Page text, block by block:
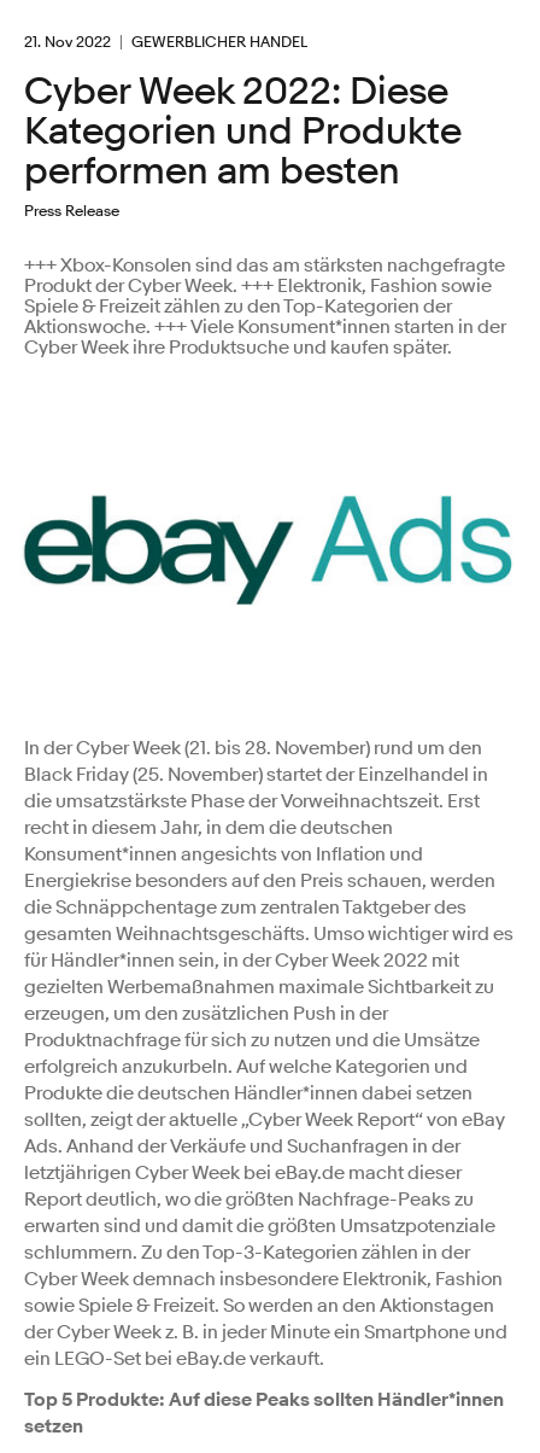
21. Nov 2022 GEWERBLICHER HANDEL
Cyber Week 2022: Diese
Kategorien und Produkte
performen am besten
Press Release
+++ Xbox-Konsolen sind das am stärksten nachgefragte
Produkt der Cyber Week. +++ Elektronik, Fashion sowie
Spiele & Freizeit zählen zu den Top-Kategorien der
Aktionswoche. +++ Viele Konsument*innen starten in der
Cyber Week ihre Produktsuche und kaufen später.
In der Cyber Week (21. bis 28. November) rund um den
Black Friday (25. November) startet der Einzelhandel in
die umsatzstärkste Phase der Vorweihnachtszeit. Erst
recht in diesem Jahr, in dem die deutschen
Konsument*innen angesichts von Inflation und
Energiekrise besonders auf den Preis schauen, werden
die Schnäppchentage zum zentralen Taktgeber des
gesamten Weihnachtsgeschäfts. Umso wichtiger wird es
für Händler*innen sein, in der Cyber Week 2022 mit
gezielten Werbemaßnahmen maximale Sichtbarkeit zu
erzeugen, um den zusätzlichen Push in der
Produktnachfrage für sich zu nutzen und die Umsätze
erfolgreich anzukurbeln. Auf welche Kategorien und
Produkte die deutschen Händler*innen dabei setzen
sollten, zeigt der aktuelle „Cyber Week Report“ von eBay
Ads. Anhand der Verkäufe und Suchanfragen in der
letztjährigen Cyber Week bei eBay.de macht dieser
Report deutlich, wo die größten Nachfrage-Peaks zu
erwarten sind und damit die größten Umsatzpotenziale
schlummern. Zu den Top-3-Kategorien zählen in der
Cyber Week demnach insbesondere Elektronik, Fashion
sowie Spiele & Freizeit. So werden an den Aktionstagen
der Cyber Week z. B. in jeder Minute ein Smartphone und
ein LEGO-Set bei eBay.de verkauft.
Top 5 Produkte: Auf diese Peaks sollten Händler*innen
setzen